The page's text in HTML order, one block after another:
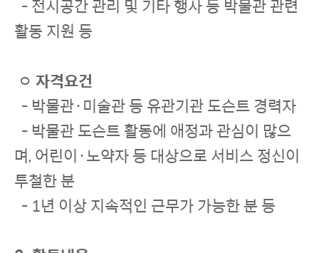
- 전시공간 관리 및 기타 행사 등 박물관 관련
활동 지원 등
ㅇ 자격요건
- 박물관·미술관 등 유관기관 도슨트 경력자
- 박물관 도슨트 활동에 애정과 관심이 많으
며, 어린이·노약자 등 대상으로 서비스 정신이
투철한 분
- 1년 이상 지속적인 근무가 가능한 분 등